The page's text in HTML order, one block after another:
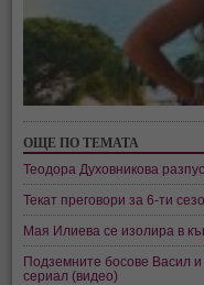
ОЩЕ ПО ТЕМАТА
Теодора Духовникова
Текат преговори за 6-ти
Мая Илиева се изолира в
Подземните босове Васил
сериал (видео)